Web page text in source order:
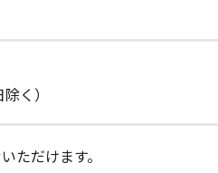
く）
ただけます。